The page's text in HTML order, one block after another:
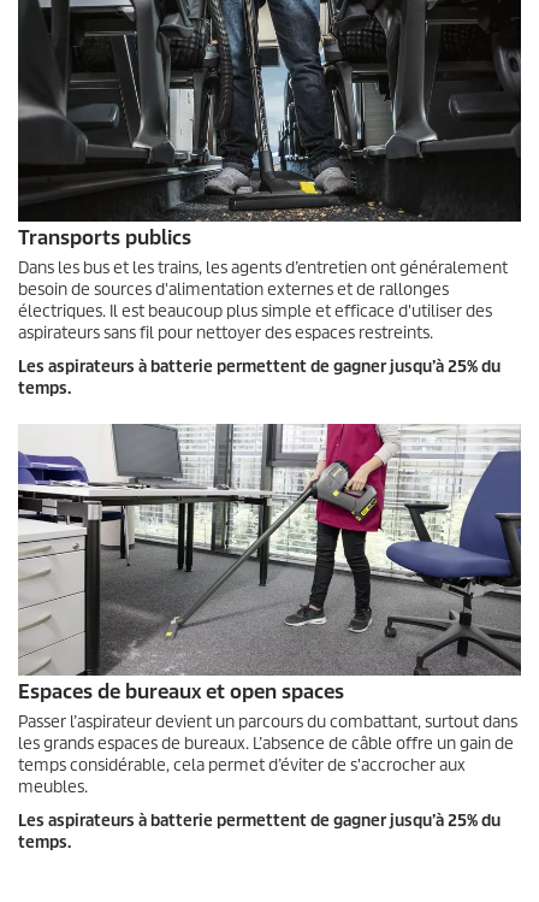
Transports publics
Dans les bus et les trains, les agents d’entretien ont généralement
besoin de sources d'alimentation externes et de rallonges
électriques. Il est beaucoup plus simple et efficace d'utiliser des
aspirateurs sans fil pour nettoyer des espaces restreints.
Les aspirateurs à batterie permettent de gagner jusqu’à 25% du
temps.
Espaces de bureaux et open spaces
Passer l’aspirateur devient un parcours du combattant, surtout dans
les grands espaces de bureaux. L’absence de câble offre un gain de
temps considérable, cela permet d’éviter de s'accrocher aux
meubles.
Les aspirateurs à batterie permettent de gagner jusqu’à 25% du
temps.